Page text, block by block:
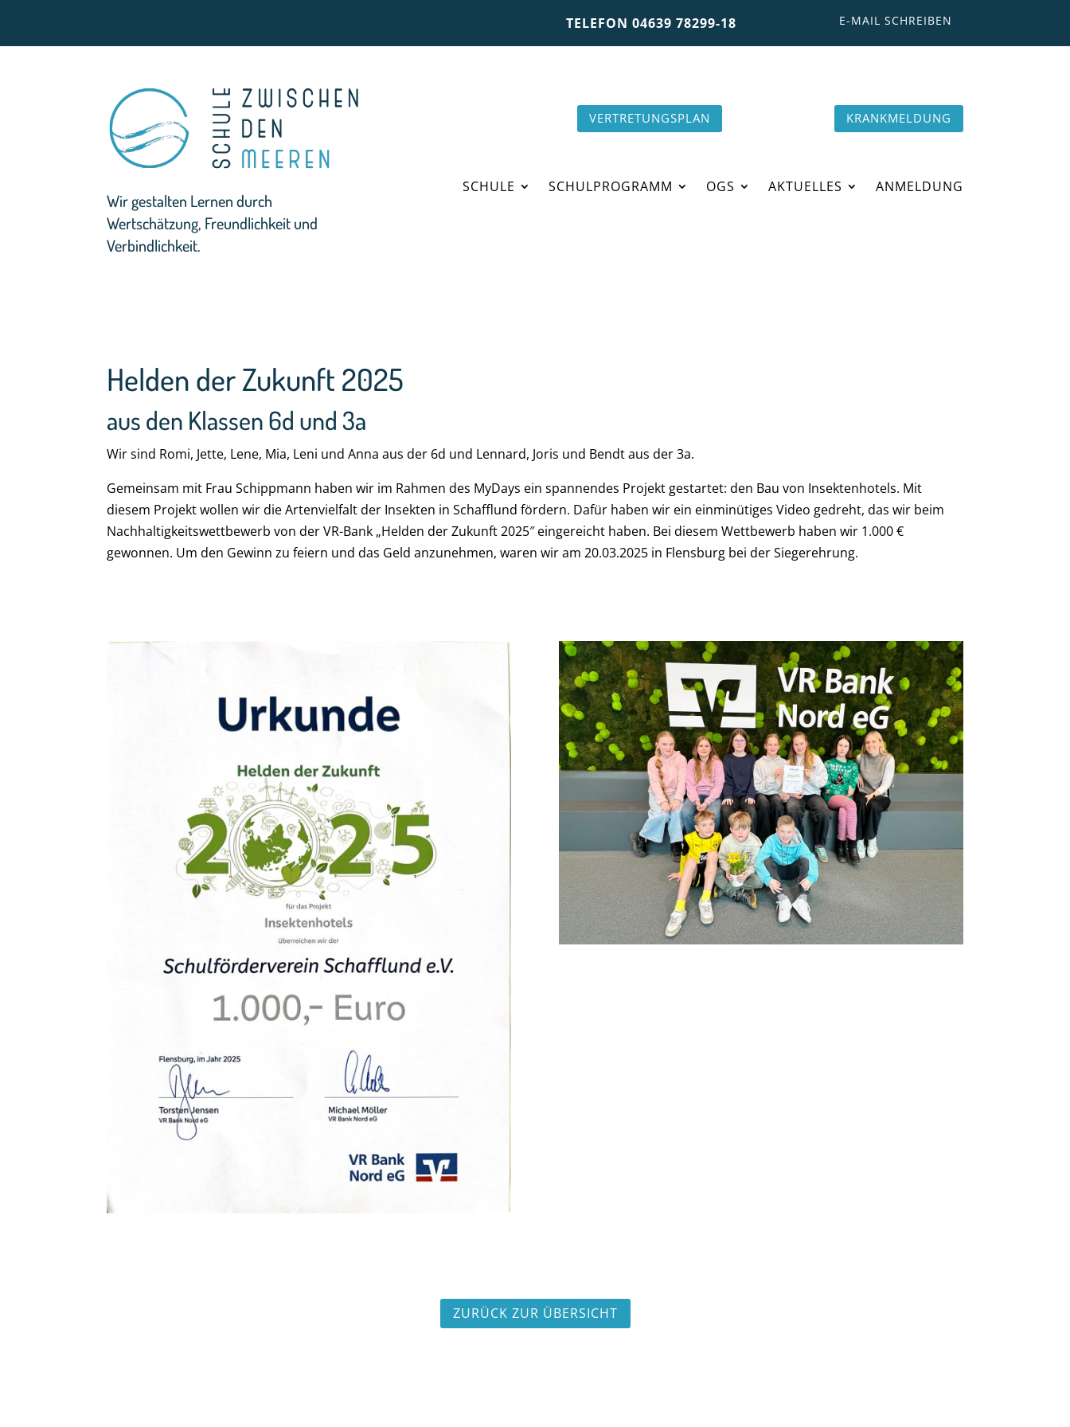
TELEFON 04639 78299-18 E-MAIL SCHREIBEN
Wir gestalten Lernen durch
Wertschätzung, Freundlichkeit und
Verbindlichkeit.
VERTRETUNGSPLAN KRANKMELDUNG
SCHULE SCHULPROGRAMM OGS AKTUELLES ANMELDUNG
Helden der Zukunft 2025
aus den Klassen 6d und 3a
Wir sind Romi, Jette, Lene, Mia, Leni und Anna aus der 6d und Lennard, Joris und Bendt aus der 3a.
Gemeinsam mit Frau Schippmann haben wir im Rahmen des MyDays ein spannendes Projekt gestartet: den Bau von Insektenhotels. Mit
diesem Projekt wollen wir die Artenvielfalt der Insekten in Schafflund fördern. Dafür haben wir ein einminütiges Video gedreht, das wir beim
Nachhaltigkeitswettbewerb von der VR-Bank „Helden der Zukunft 2025″ eingereicht haben. Bei diesem Wettbewerb haben wir 1.000 €
gewonnen. Um den Gewinn zu feiern und das Geld anzunehmen, waren wir am 20.03.2025 in Flensburg bei der Siegerehrung.
ZURÜCK ZUR ÜBERSICHT